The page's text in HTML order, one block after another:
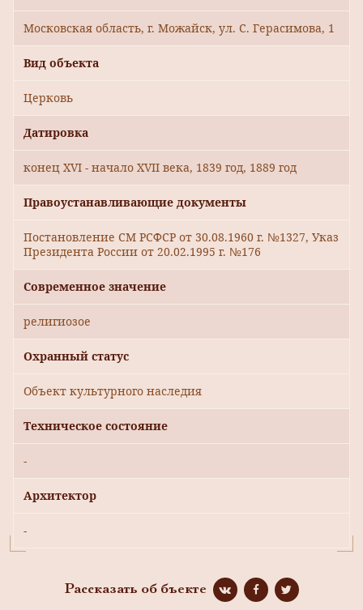
Московская область, г. Можайск, ул. С. Герасимова, 1
Вид объекта
Церковь
Датировка
конец XVI - начало XVII века, 1839 год, 1889 год
Правоустанавливающие документы
Постановление СМ РСФСР от 30.08.1960 г. №1327, Указ
Президента России от 20.02.1995 г. №176
Современное значение
религиозое
Охранный статус
Объект культурного наследия
Техническое состояние
-
Архитектор
-
Рассказать об бъекте